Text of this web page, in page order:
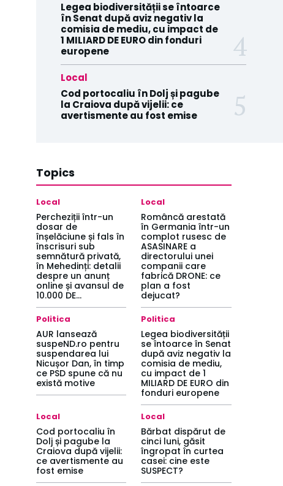
Legea biodiversității se întoarce
în Senat după aviz negativ la
comisia de mediu, cu impact de
1 MILIARD DE EURO din fonduri
europene
Local
Cod portocaliu în Dolj și pagube
la Craiova după vijelii: ce
avertismente au fost emise
Topics
Local
Percheziții într-un
dosar de
înșelăciune și fals în
înscrisuri sub
semnătură privată,
în Mehedinți: detalii
despre un anunț
online și avansul de
10.000 DE...
Local
Româncă arestată
în Germania într-un
complot rusesc de
ASASINARE a
directorului unei
companii care
fabrică DRONE: ce
plan a fost
dejucat?
Politica
AUR lansează
suspeND.ro pentru
suspendarea lui
Nicușor Dan, în timp
ce PSD spune că nu
există motive
Politica
Legea biodiversității
se întoarce în Senat
după aviz negativ la
comisia de mediu,
cu impact de 1
MILIARD DE EURO din
fonduri europene
Local
Cod portocaliu în
Dolj și pagube la
Craiova după vijelii:
ce avertismente au
fost emise
Local
Bărbat dispărut de
cinci luni, găsit
îngropat în curtea
casei: cine este
SUSPECT?